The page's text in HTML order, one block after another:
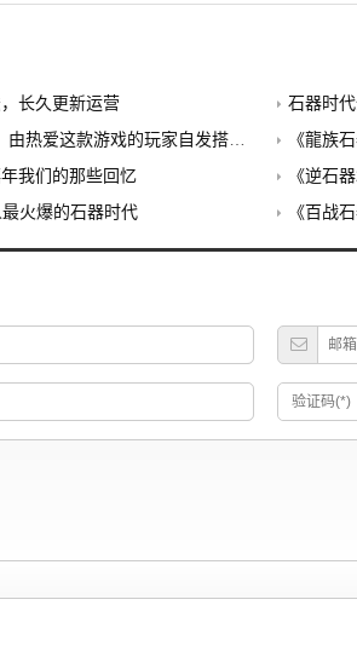
长久更新运营
石器时
游戏的玩家自发搭建的公益养老PK服
《龍族石
我们的那些回忆
《逆石
火爆的石器时代
《百战